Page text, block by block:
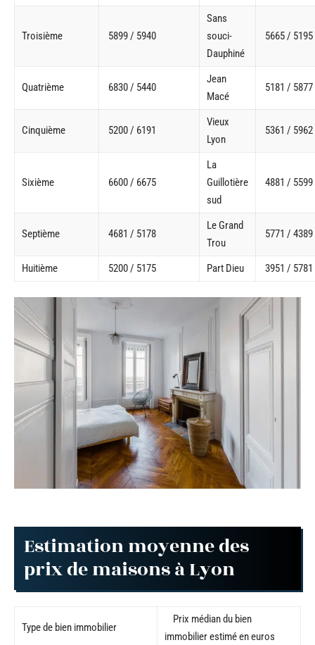
Troisième 5899 / 5940
Sans
souci-
Dauphiné
5665 / 5195
Quatrième 6830 / 5440
Jean
Macé
5181 / 5877
Cinquième 5200 / 6191
Vieux
Lyon
5361 / 5962
Sixième 6600 / 6675
La
Guillotière
sud
4881 / 5599
Septième 4681 / 5178
Le Grand
Trou
5771 / 4389
Huitième 5200 / 5175 Part Dieu 3951 / 5781
Estimation moyenne des
prix de maisons à Lyon
Type de bien immobilier
Prix médian du bien
immobilier estimé en euros